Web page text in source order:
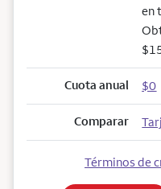
en
Cuota anual $0
Comparar
Términos de